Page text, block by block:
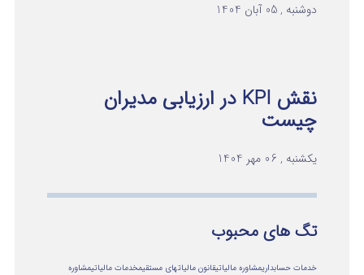
دوشنبه , 05 آبان 1404
نقش KPI در ارزیابی مدیران
چیست
یکشنبه , 06 مهر 1404
تگ های محبوب
خدمات حسابداریمشاوره مالیاتیقانون مالیاتهای مستقیمخدمات مالیاتیمشاوره